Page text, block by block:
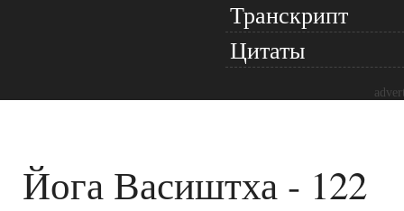
Транскрипт
Цитаты
Йога Васиштха - 122